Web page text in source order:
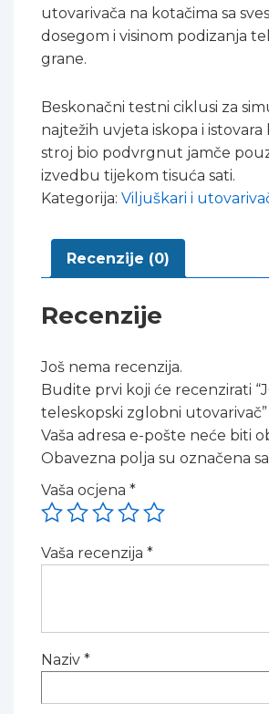
utovarivača na kotačima sa
dosegom i visinom podizanja
grane.
Beskonačni testni ciklusi za
najtežih uvjeta iskopa i istovara
stroj bio podvrgnut jamče
izvedbu tijekom tisuća sati.
Kategorija: Viljuškari i
Recenzije (0)
Recenzije
Još nema recenzija.
Budite prvi koji će recenzirati
teleskopski zglobni utovarivač”
Vaša adresa e-pošte neće biti
Obavezna polja su označena sa
Vaša ocjena *
Vaša recenzija *
Naziv *